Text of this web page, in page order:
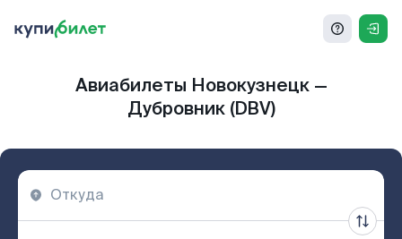
Авиабилеты Новокузнецк —
Дубровник (DBV)